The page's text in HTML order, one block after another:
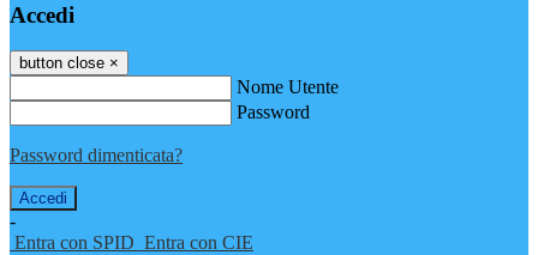
Accedi
button close ×
Nome Utente
Password
Password dimenticata?
-
Entra con SPID Entra con CIE